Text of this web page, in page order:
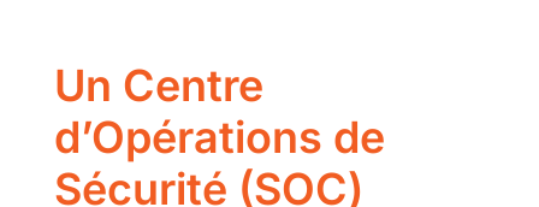
Un Centre
d’Opérations de
Sécurité (SOC)